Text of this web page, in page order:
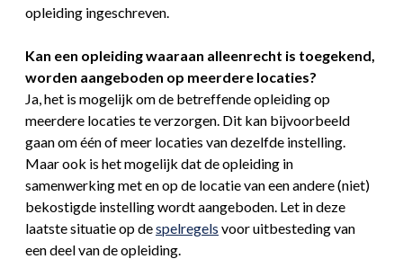
opleiding ingeschreven.
Kan een opleiding waaraan alleenrecht is toegekend,
worden aangeboden op meerdere locaties?
Ja, het is mogelijk om de betreffende opleiding op
meerdere locaties te verzorgen. Dit kan bijvoorbeeld
gaan om één of meer locaties van dezelfde instelling.
Maar ook is het mogelijk dat de opleiding in
samenwerking met en op de locatie van een andere (niet)
bekostigde instelling wordt aangeboden. Let in deze
laatste situatie op despelregels voor uitbesteding van
een deel van de opleiding.